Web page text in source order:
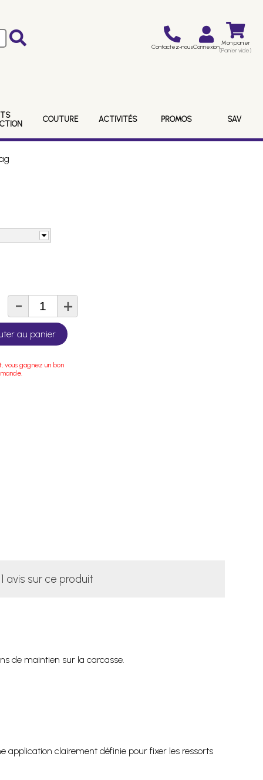
Contactez-nousConnexion Mon panier
(Panier vide)
COUTURE ACTIVITÉS PROMOS SAV
- +
au panier
gagnez un bon
1 avis sur ce produit
de maintien sur la carcasse.
application clairement définie pour fixer les ressorts